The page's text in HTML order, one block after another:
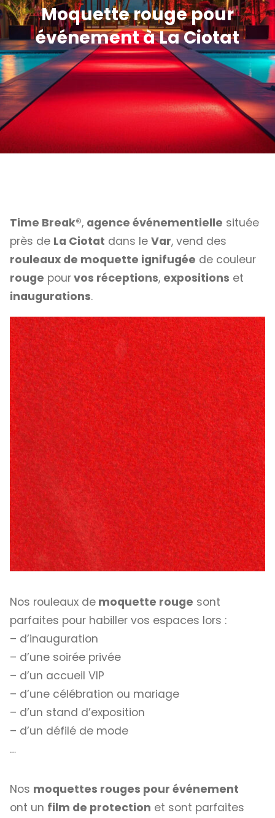
Moquette rouge pour
événement à La Ciotat
Time Break®, agence événementielle située
près de La Ciotat dans le Var, vend des
rouleaux de moquette ignifugée de couleur
rouge pourvos réceptions, expositions et
inaugurations.
Nos rouleaux de moquette rouge sont
parfaites pour habiller vos espaces lors :
– d’inauguration
– d’une soirée privée
– d’un accueil VIP
– d’une célébration ou mariage
– d’un stand d’exposition
– d’un défilé de mode
…
Nos moquettes rouges pour événement
ont un film de protection et sont parfaites